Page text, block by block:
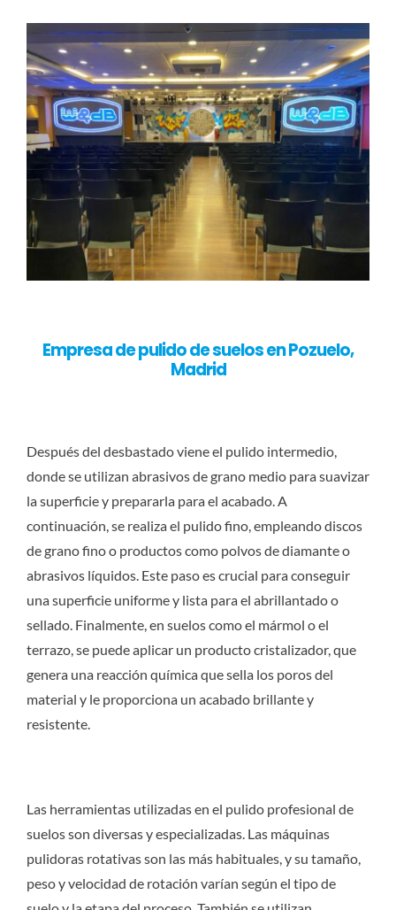
Empresa de pulido de suelos en Pozuelo,
Madrid
Después del desbastado viene el pulido intermedio,
donde se utilizan abrasivos de grano medio para suavizar
la superficie y prepararla para el acabado. A
continuación, se realiza el pulido fino, empleando discos
de grano fino o productos como polvos de diamante o
abrasivos líquidos. Este paso es crucial para conseguir
una superficie uniforme y lista para el abrillantado o
sellado. Finalmente, en suelos como el mármol o el
terrazo, se puede aplicar un producto cristalizador, que
genera una reacción química que sella los poros del
material y le proporciona un acabado brillante y
resistente.
Las herramientas utilizadas en el pulido profesional de
suelos son diversas y especializadas. Las máquinas
pulidoras rotativas son las más habituales, y su tamaño,
peso y velocidad de rotación varían según el tipo de